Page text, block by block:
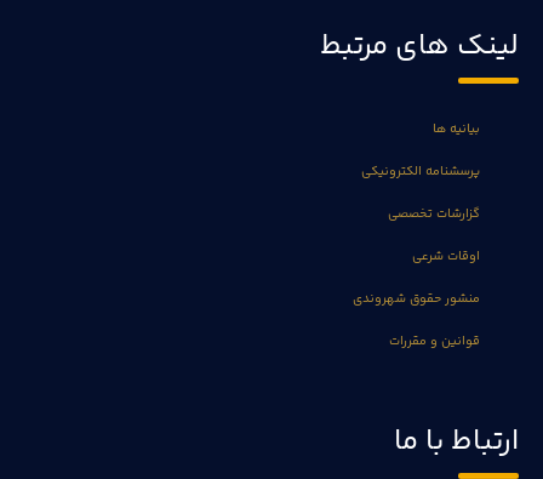
لینک های مرتبط
بیانیه ها
پرسشنامه الکترونیکی
گزارشات تخصصی
اوقات شرعی
منشور حقوق شهروندی
قوانین و مقررات
ارتباط با ما